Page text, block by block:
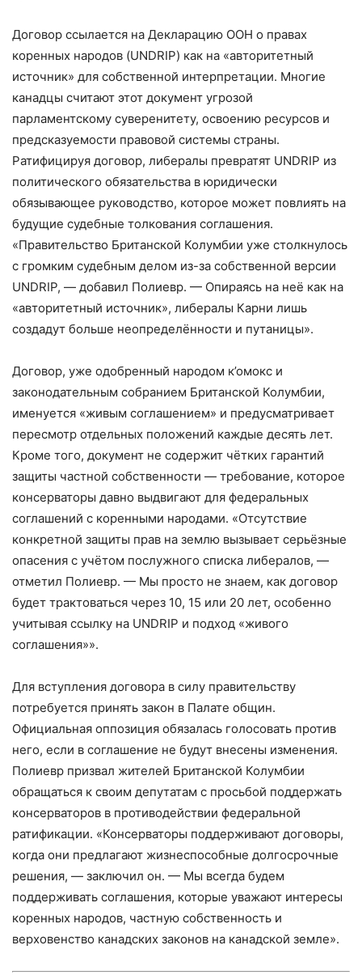
Договор ссылается на Декларацию ООН о правах
коренных народов (UNDRIP) как на «авторитетный
источник» для собственной интерпретации. Многие
канадцы считают этот документ угрозой
парламентскому суверенитету, освоению ресурсов и
предсказуемости правовой системы страны.
Ратифицируя договор, либералы превратят UNDRIP из
политического обязательства в юридически
обязывающее руководство, которое может повлиять на
будущие судебные толкования соглашения.
«Правительство Британской Колумбии уже столкнулось
с громким судебным делом из-за собственной версии
UNDRIP, — добавил Полиевр. — Опираясь на неё как на
«авторитетный источник», либералы Карни лишь
создадут больше неопределённости и путаницы».
Договор, уже одобренный народом к’омокс и
законодательным собранием Британской Колумбии,
именуется «живым соглашением» и предусматривает
пересмотр отдельных положений каждые десять лет.
Кроме того, документ не содержит чётких гарантий
защиты частной собственности — требование, которое
консерваторы давно выдвигают для федеральных
соглашений с коренными народами. «Отсутствие
конкретной защиты прав на землю вызывает серьёзные
опасения с учётом послужного списка либералов, —
отметил Полиевр. — Мы просто не знаем, как договор
будет трактоваться через 10, 15 или 20 лет, особенно
учитывая ссылку на UNDRIP и подход «живого
соглашения»».
Для вступления договора в силу правительству
потребуется принять закон в Палате общин.
Официальная оппозиция обязалась голосовать против
него, если в соглашение не будут внесены изменения.
Полиевр призвал жителей Британской Колумбии
обращаться к своим депутатам с просьбой поддержать
консерваторов в противодействии федеральной
ратификации. «Консерваторы поддерживают договоры,
когда они предлагают жизнеспособные долгосрочные
решения, — заключил он. — Мы всегда будем
поддерживать соглашения, которые уважают интересы
коренных народов, частную собственность и
верховенство канадских законов на канадской земле».